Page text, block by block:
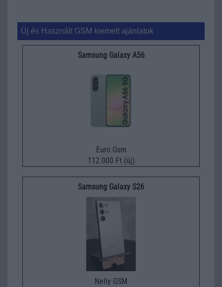
Új és Használt GSM kiemelt ajánlatok
Samsung Galaxy A56
Euro Gsm
112.000 Ft (új)
Samsung Galaxy S26
Nelly GSM